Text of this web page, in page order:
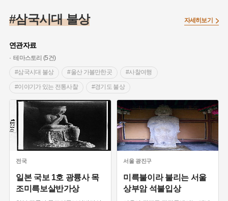
#삼국시대 불상
연관자료
테마스토리 (5건)
#삼국시대 불상
#울산 가볼만한곳 #사찰여행
#이야기가 있는 전통사찰 #경기도 불상
#조선시대 문물 #서울 불상 #경상남도 불상
#삼국시대 기록문화 #고구려 기록문화 #불교
#한국의 불상
자세히보기
전국
일본 국보 1호 광륭사 목
조미륵보살반가상
서울 광진구
미륵불이라 불리는 서울
상부암 석불입상